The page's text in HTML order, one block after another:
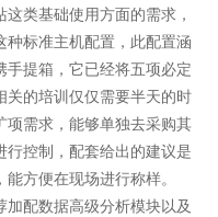
类基础使用方面的需求，
种标准主机配置，此配置涵
手提箱，它已经将五项必定
关的培训仅仅需要半天的时
项需求，能够单独去采购其
行控制，配套给出的建议是
方便在现场进行称样。
配数据高级分析模块以及